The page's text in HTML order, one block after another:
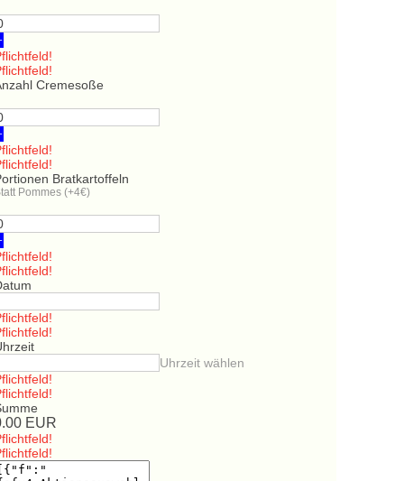
Cremesoße
Bratkartoffeln
Pommes (+4€)
Uhrzeit wählen
EUR